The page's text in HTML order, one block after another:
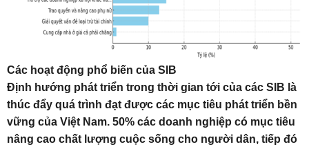
Các hoạt động phổ biến của SIB
Định hướng phát triển trong thời gian tới của các SIB là
thúc đẩy quá trình đạt được các mục tiêu phát triển bền
vững của Việt Nam. 50% các doanh nghiệp có mục tiêu
nâng cao chất lượng cuộc sống cho người dân, tiếp đó